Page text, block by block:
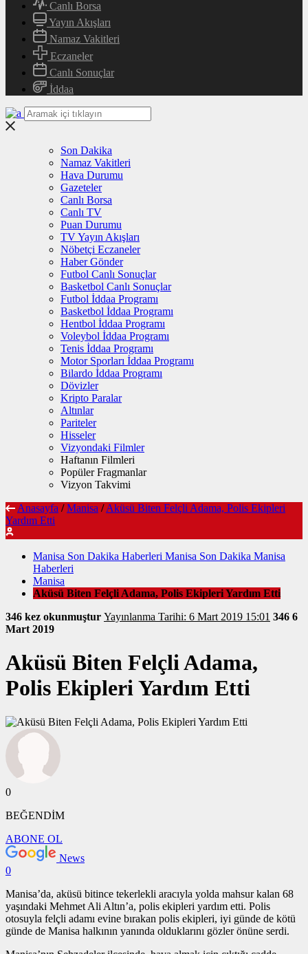
Canlı Borsa
Yayın Akışları
Namaz Vakitleri
Eczaneler
Canlı Sonuçlar
İddaa
Son Dakika
Namaz Vakitleri
Hava Durumu
Gazeteler
Canlı Borsa
Canlı TV
Puan Durumu
TV Yayın Akışları
Nöbetçi Eczaneler
Haber Gönder
Futbol Canlı Sonuçlar
Basketbol Canlı Sonuçlar
Futbol İddaa Programı
Basketbol İddaa Programı
Hentbol İddaa Programı
Voleybol İddaa Programı
Tenis İddaa Programı
Motor Sporları İddaa Programı
Bilardo İddaa Programı
Dövizler
Kripto Paralar
Altınlar
Pariteler
Hisseler
Vizyondaki Filmler
Haftanın Filmleri
Popüler Fragmanlar
Vizyon Takvimi
Anasayfa / Manisa / Aküsü Biten Felçli Adama, Polis Ekipleri
Yardım Etti
Manisa Son Dakika Haberleri Manisa Son Dakika Manisa
Haberleri
Manisa
Aküsü Biten Felçli Adama, Polis Ekipleri Yardım Etti
346 kez okunmuştur Yayınlanma Tarihi: 6 Mart 2019 15:01 346 6
Mart 2019
Aküsü Biten Felçli Adama,
Polis Ekipleri Yardım Etti
0
BEĞENDİM
ABONE OL
News
0
Manisa’da, aküsü bitince tekerlekli aracıyla yolda mahsur kalan 68
yaşındaki Mehmet Ali Altın’a, polis ekipleri yardım etti. Polis
otosuyla felçli adamı evine bırakan polis ekipleri, iyi günde de kötü
günde de Manisa halkının yanında olduklarını gözler önüne serdi.